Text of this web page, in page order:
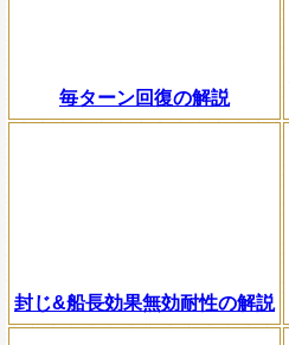
毎ターン回復の解説
封じ&船長効果無効耐性の解説